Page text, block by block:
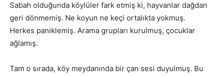
Sabah olduğunda köylüler fark etmiş ki, hayvanlar dağdan
geri dönmemiş. Ne koyun ne keçi ortalıkta yokmuş.
Herkes paniklemiş. Arama grupları kurulmuş, çocuklar
ağlamış.
Tam o sırada, köy meydanında bir çan sesi duyulmuş. Bu